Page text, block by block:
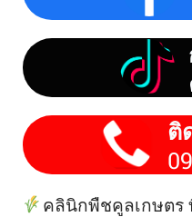
ติ
คลินิกพืชคูลเกษตร